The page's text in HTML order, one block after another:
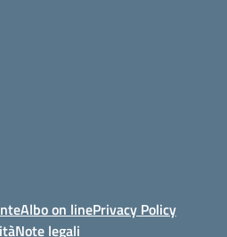
Albo on linePrivacy Policy
Note legali